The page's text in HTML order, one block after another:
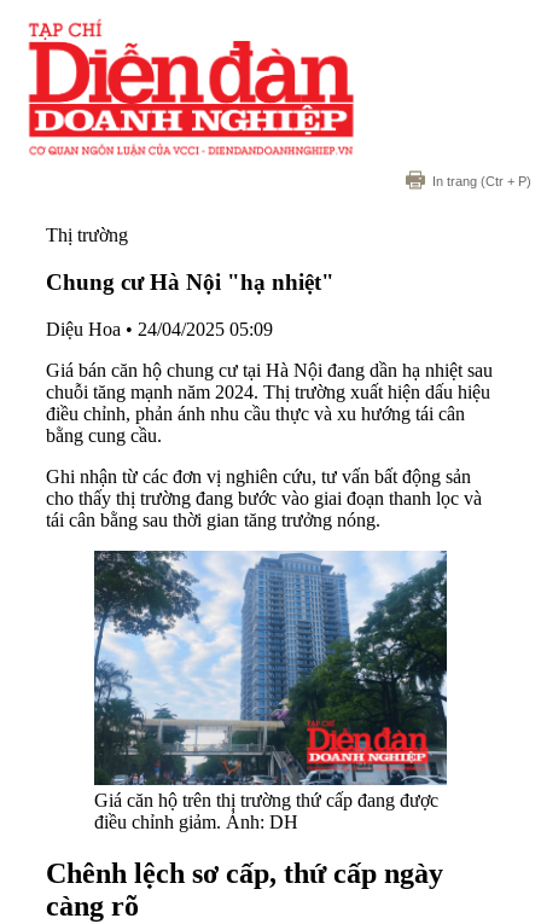
In trang (Ctr + P)
Thị trường
Chung cư Hà Nội "hạ nhiệt"
Diệu Hoa • 24/04/2025 05:09
Giá bán căn hộ chung cư tại Hà Nội đang dần hạ nhiệt sau
chuỗi tăng mạnh năm 2024. Thị trường xuất hiện dấu hiệu
điều chỉnh, phản ánh nhu cầu thực và xu hướng tái cân
bằng cung cầu.
Ghi nhận từ các đơn vị nghiên cứu, tư vấn bất động sản
cho thấy thị trường đang bước vào giai đoạn thanh lọc và
tái cân bằng sau thời gian tăng trưởng nóng.
Giá căn hộ trên thị trường thứ cấp đang được
điều chỉnh giảm. Ảnh: DH
Chênh lệch sơ cấp, thứ cấp ngày
càng rõ